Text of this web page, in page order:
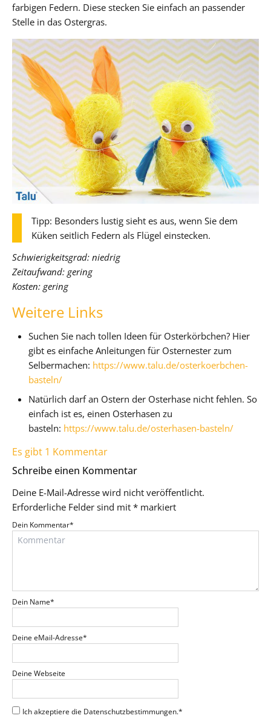
farbigen Federn. Diese stecken Sie einfach an passender
Stelle in das Ostergras.
Tipp: Besonders lustig sieht es aus, wenn Sie dem
Küken seitlich Federn als Flügel einstecken.
Schwierigkeitsgrad: niedrig
Zeitaufwand: gering
Kosten: gering
Weitere Links
Suchen Sie nach tollen Ideen für Osterkörbchen? Hier
gibt es einfache Anleitungen für Osternester zum
Selbermachen: https://www.talu.de/osterkoerbchen-
basteln/
Natürlich darf an Ostern der Osterhase nicht fehlen. So
einfach ist es, einen Osterhasen zu
basteln: https://www.talu.de/osterhasen-basteln/
Es gibt 1 Kommentar
Schreibe einen Kommentar
Deine E-Mail-Adresse wird nicht veröffentlicht.
Erforderliche Felder sind mit * markiert
Dein Kommentar*
Dein Name*
Deine eMail-Adresse*
Deine Webseite
Ich akzeptiere die Datenschutzbestimmungen.*